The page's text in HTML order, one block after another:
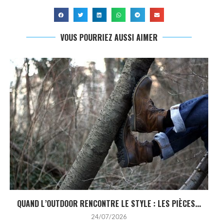
VOUS POURRIEZ AUSSI AIMER
QUAND L’OUTDOOR RENCONTRE LE STYLE : LES PIÈCES...
24/07/2026